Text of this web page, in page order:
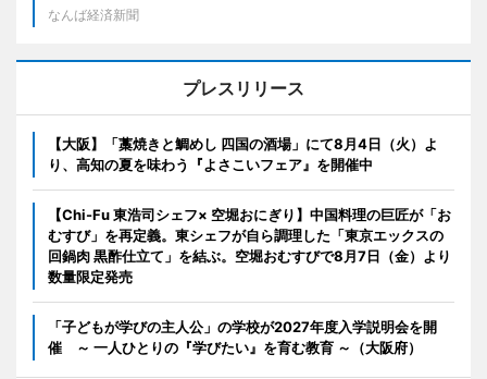
なんば経済新聞
プレスリリース
【大阪】「藁焼きと鯛めし 四国の酒場」にて8月4日（火）よ
り、高知の夏を味わう『よさこいフェア』を開催中
【Chi-Fu 東浩司シェフ× 空堀おにぎり】中国料理の巨匠が「お
むすび」を再定義。東シェフが自ら調理した「東京エックスの
回鍋肉 黒酢仕立て」を結ぶ。空堀おむすびで8月7日（金）より
数量限定発売
「子どもが学びの主人公」の学校が2027年度入学説明会を開
催 ～ 一人ひとりの『学びたい』を育む教育 ～（大阪府）